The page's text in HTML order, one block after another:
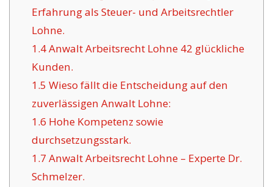
Erfahrung als Steuer- und Arbeitsrechtler
Lohne.
1.4Anwalt Arbeitsrecht Lohne 42 glückliche
Kunden.
1.5 Wieso fällt die Entscheidung auf den
zuverlässigen Anwalt Lohne:
1.6 Hohe Kompetenz sowie
durchsetzungsstark.
1.7 Anwalt Arbeitsrecht Lohne – Experte Dr.
Schmelzer.